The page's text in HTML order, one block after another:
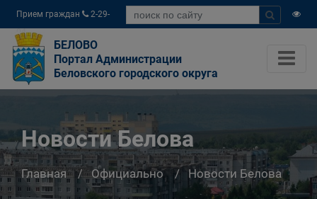
Прием граждан
2-29-
04
БЕЛОВО
Портал Администрации
Беловского городского округа
Новости Белова
Главная Официально Новости Белова